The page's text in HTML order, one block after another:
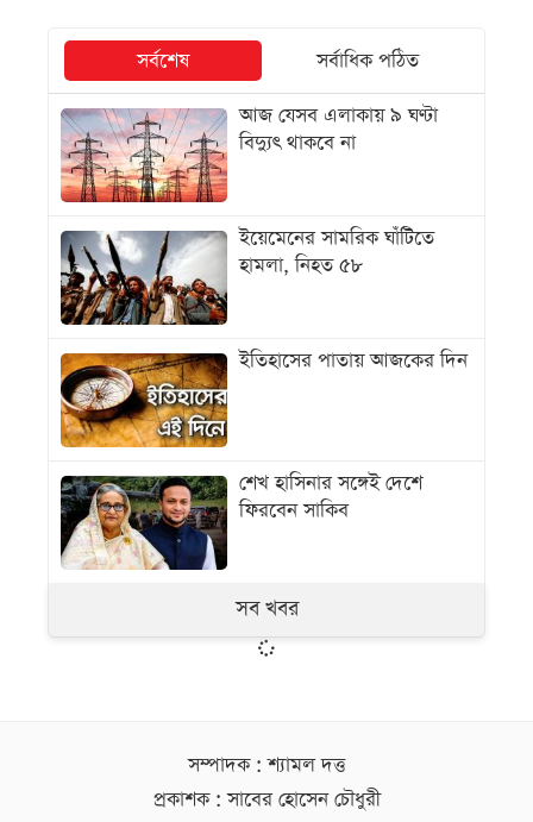
সর্বশেষ
সর্বাধিক পঠিত
আজ যেসব এলাকায় ৯ ঘণ্টা
বিদ্যুৎ থাকবে না
ইয়েমেনের সামরিক ঘাঁটিতে
হামলা, নিহত ৫৮
ইতিহাসের পাতায় আজকের দিন
শেখ হাসিনার সঙ্গেই দেশে
ফিরবেন সাকিব
সব খবর
সম্পাদক : শ্যামল দত্ত
প্রকাশক : সাবের হোসেন চৌধুরী